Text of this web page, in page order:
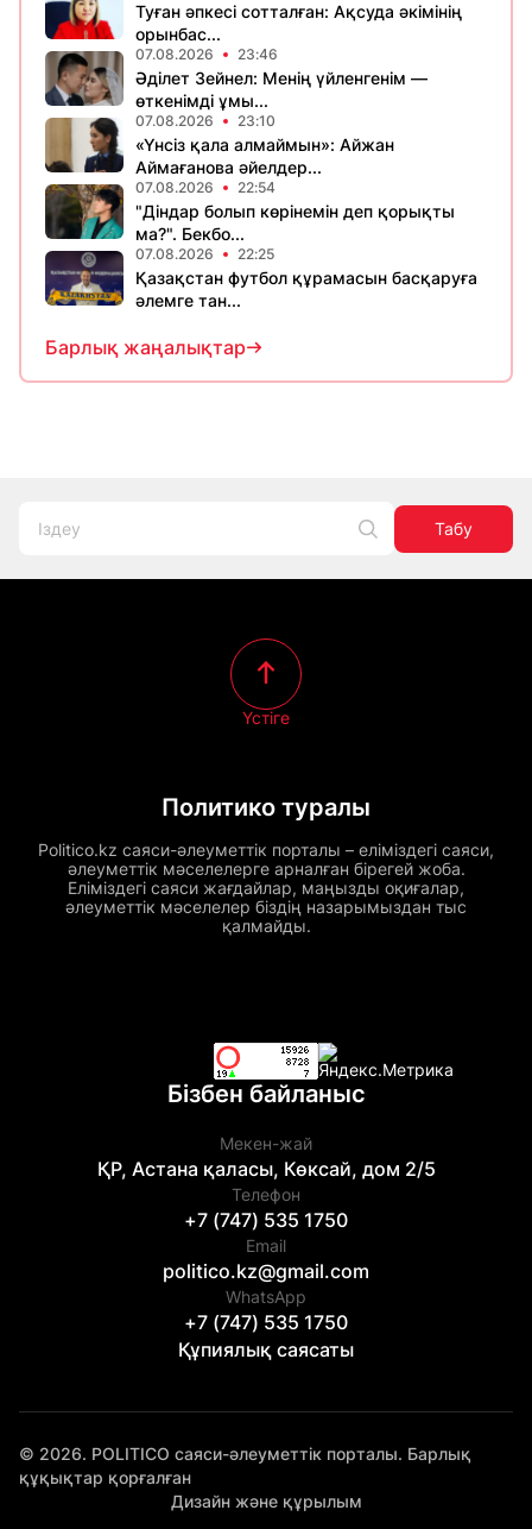
Туған әпкесі сотталған: Ақсуда әкімінің
орынбас...
07.08.2026 23:46
Әділет Зейнел: Менің үйленгенім —
өткенімді ұмы...
07.08.2026 23:10
«Үнсіз қала алмаймын»: Айжан
Аймағанова әйелдер...
07.08.2026 22:54
"Діндар болып көрінемін деп қорықты
ма?". Бекбо...
07.08.2026 22:25
Қазақстан футбол құрамасын басқаруға
әлемге тан...
Барлық жаңалықтар
Табу
Политико туралы
Politico.kz саяси-әлеуметтік порталы – еліміздегі саяси,
әлеуметтік мәселелерге арналған бірегей жоба.
Еліміздегі саяси жағдайлар, маңызды оқиғалар,
әлеуметтік мәселелер біздің назарымыздан тыс
қалмайды.
Үстіге
Бізбен байланыс
Мекен-жай
ҚР, Астана қаласы, Көксай, дом 2/5
Телефон
+7 (747) 535 1750
Email
politico.kz@gmail.com
WhatsApp
+7 (747) 535 1750
Құпиялық саясаты
© 2026. POLITICO саяси-әлеуметтік порталы. Барлық
құқықтар қорғалған
Дизайн және құрылым